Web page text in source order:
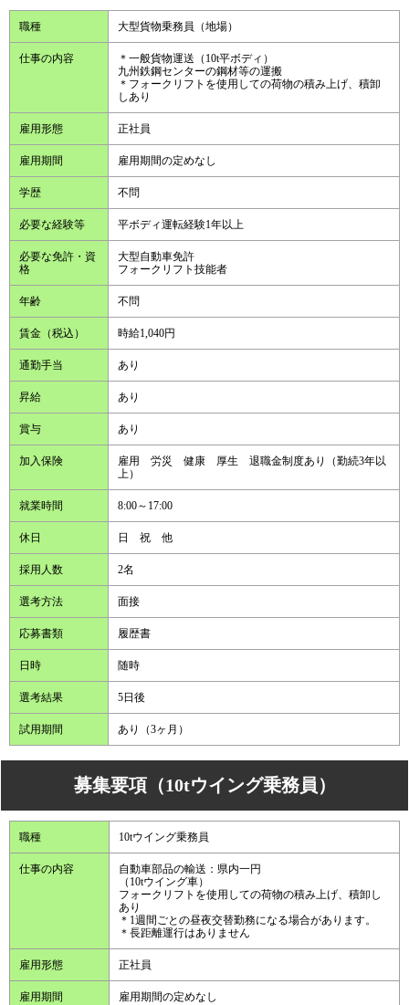
職種 大型貨物乗務員（地場）
仕事の内容
＊一般貨物運送（10t平ボディ）
九州鉄鋼センターの鋼材等の運搬
＊フォークリフトを使用しての荷物の積み上げ、積卸
しあり
雇用形態 正社員
雇用期間 雇用期間の定めなし
学歴 不問
必要な経験等 平ボディ運転経験1年以上
必要な免許・資
格
大型自動車免許
フォークリフト技能者
年齢 不問
賃金（税込） 時給1,040円
通勤手当 あり
昇給 あり
賞与 あり
加入保険
雇用 労災 健康 厚生 退職金制度あり（勤続3年以
上）
就業時間 8:00～17:00
休日 日 祝 他
採用人数 2名
選考方法 面接
応募書類 履歴書
日時 随時
選考結果 5日後
試用期間 あり（3ヶ月）
募集要項（10tウイング乗務員）
職種 10tウイング乗務員
仕事の内容
自動車部品の輸送：県内一円
（10tウイング車）
フォークリフトを使用しての荷物の積み上げ、積卸し
あり
＊1週間ごとの昼夜交替勤務になる場合があります。
＊長距離運行はありません
雇用形態 正社員
雇用期間 雇用期間の定めなし